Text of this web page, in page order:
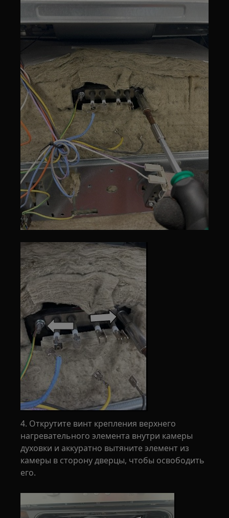
4. Открутите винт крепления верхнего
нагревательного элемента внутри камеры
духовки и аккуратно вытяните элемент из
камеры в сторону дверцы, чтобы освободить
его.